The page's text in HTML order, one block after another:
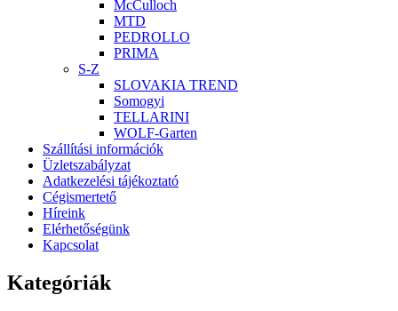
McCulloch
MTD
PEDROLLO
PRIMA
S-Z
SLOVAKIA TREND
Somogyi
TELLARINI
WOLF-Garten
Szállítási információk
Üzletszabályzat
Adatkezelési tájékoztató
Cégismertető
Híreink
Elérhetőségünk
Kapcsolat
Kategóriák